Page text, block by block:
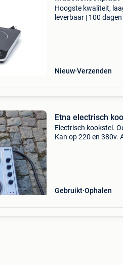
Hoogste kwaliteit,
leverbaar | 100
Nieuw Verzenden
Etna electrisch
Electrisch kookstel.
Kan op 220 en 380v.
Gebruikt Ophalen